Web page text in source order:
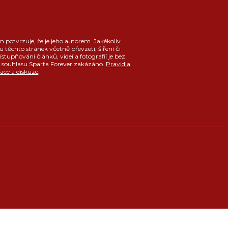
potvrzuje, že je jeho autorem. Jakékoliv
těchto stránek včetně převzetí, šíření či
článků, videí a fotografií je bez
Sparta Forever zakázáno. Pravidla
a diskuze